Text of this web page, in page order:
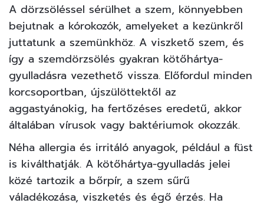
A dörzsöléssel sérülhet a szem, könnyebben
bejutnak a kórokozók, amelyeket a kezünkről
juttatunk a szemünkhöz. A viszkető szem, és
így a szemdörzsölés gyakran kötőhártya-
gyulladásra vezethető vissza. Előfordul minden
korcsoportban, újszülöttektől az
aggastyánokig, ha fertőzéses eredetű, akkor
általában vírusok vagy baktériumok okozzák.
Néha allergia és irritáló anyagok, például a füst
is kiválthatják. A kötőhártya-gyulladás jelei
közé tartozik a bőrpír, a szem sűrű
váladékozása, viszketés és égő érzés. Ha